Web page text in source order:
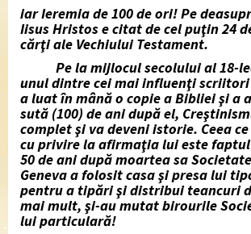
iar Ieremia de 100 de ori! Pe
Iisus Hristos e citat de cel puţin 24
cărţi ale Vechiului Testament.
Pe la mijlocul secolului al 18-
unul dintre cei mai influenţi
a luat în mână o copie a Bibliei şi a
sută (100) de ani după el,
complet şi va deveni istorie. Ceea
cu privire la afirmaţia lui este
50 de ani după moartea sa
Geneva a folosit casa şi presa lui
pentru a tipări şi distribui teancuri
mai mult, şi-au mutat birourile
lui particulară!